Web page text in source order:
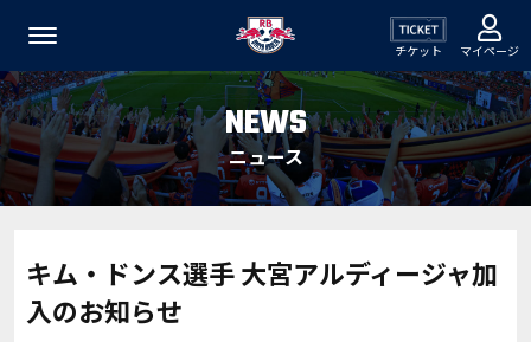
チケット マイページ
NEWS
ニュース
キム・ドンス選手 大宮アルディージャ加
入のお知らせ